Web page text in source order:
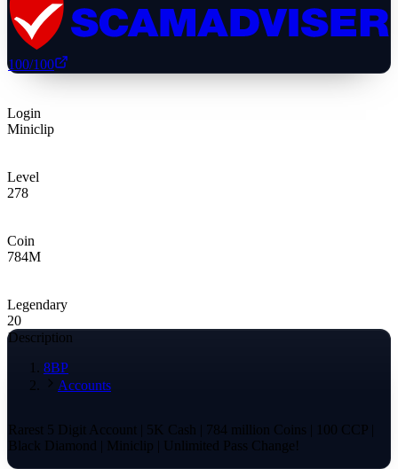
100/100
Login
Miniclip
Level
278
Coin
784M
Legendary
20
Description
8BP
Accounts
Rarest 5 Digit Account | 5K Cash | 784 million Coins | 100 CCP |
Black Diamond | Miniclip | Unlimited Pass Change!